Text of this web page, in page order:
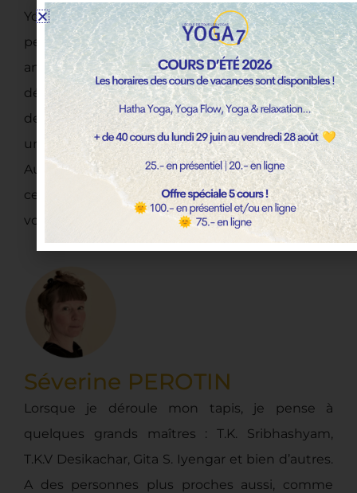
Yoga7 afin d’approfondir ma pratique
personnelle et mes connaissances. Quatre
années qui vont m’enrichir, me nourrir. Je
découvre une philosophie de vie, une histoire
de cœur qui va bien au-delà des postures. C’est
un retour chez soi, un rendez-vous privilégié.
Aujourd’hui, j’ai envie de partager la richesse de
cet art de vivre, de vous emmener dans ce
voyage intérieur.
Séverine PEROTIN
Lorsque je déroule mon tapis, je pense à
quelques grands maîtres : T.K. Sribhashyam,
T.K.V Desikachar, Gita S. Iyengar et bien d’autres.
A des personnes plus proches aussi, comme